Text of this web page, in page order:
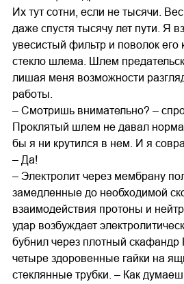
Их тут сотни, если не тысячи.
даже спустя тысячу лет пути. Я
увесистый фильтр и поволок
стекло шлема. Шлем
лишая меня возможности
работы.
– Смотришь внимательно? –
Проклятый шлем не давал
бы я ни крутился в нем. И я
– Да!
– Электролит через мембрану
замедленные до необходимой
взаимодействия протоны и
удар возбуждает
бубнил через плотный
четыре здоровенные гайки на
стеклянные трубки. – Как